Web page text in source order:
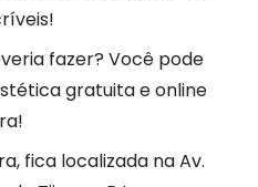
fazer? Você pode
gratuita e online
fica localizada na Av.